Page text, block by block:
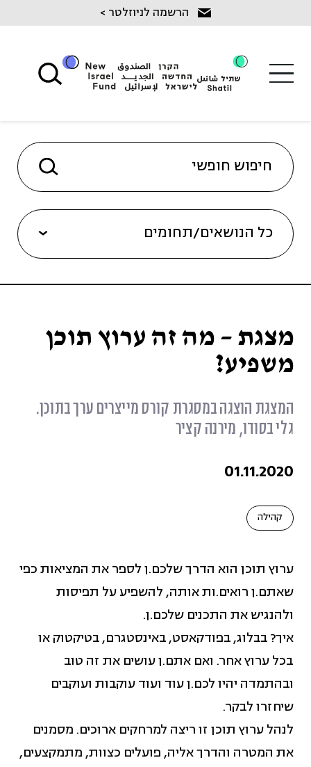
content
הרשמה לניוזלטר >
כל הנושאים/תחומים
שיקום מכליל בנגב (8)
גזענות (11)
גיוון והכלה בארגונים (34)
דיגיטל, תוכן וסושיאל (3)
שינוי מדיניות (1)
כלכלה מקומית מקיימת (58)
מאבקים חברתיים (14)
מגדר (11)
מדדי איכות חיים (12)
מצגת – מה זה ערוץ תוכן
משפיע?
המצגת הוצגה במסגרת קורס מייצרים ערך בתוכן.
גלי בסודו, מירנה קציר
01.11.2020
קהילה
ערוץ תוכן הוא הדרך שלכם.ן לספר את המציאות כפי
שאתם.ן רואים.ות אותה, להשפיע על תפיסות
ולהנגיש את התכנים שלכם.ן.
איך? בבלוג, בפודקאסט, באינסטגרם, בטיקטוק או
בכל ערוץ אחר. ואם אתם.ן עושים את זה טוב
ובהתמדה יהיו לכם.ן עוד ועוד עוקבות ועוקבים
שיחזרו לבקר.
לנהל ערוץ תוכן זו ריצה למרחקים ארוכים. מסמנים
את המטרה והדרך אליה, פועלים כצוות, מתמקצעים,